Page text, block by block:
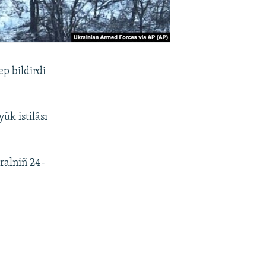
bildirdi
istilâsı
24-